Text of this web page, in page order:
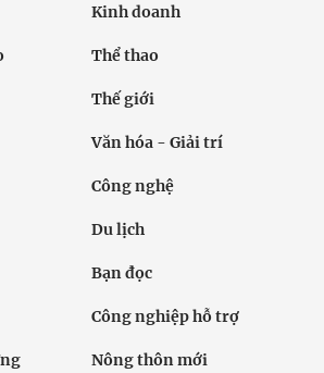
Kinh doanh
Thể thao
Thế giới
Văn hóa - Giải trí
Công nghệ
Du lịch
Bạn đọc
Công nghiệp hỗ trợ
Nông thôn mới